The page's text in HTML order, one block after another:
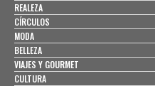
REALEZA
CÍRCULOS
MODA
BELLEZA
VIAJES Y GOURMET
CULTURA